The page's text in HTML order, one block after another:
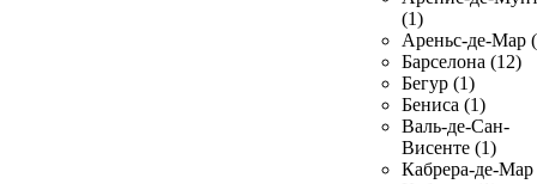
(1)
Ареньс-де-Мар
Барселона (12)
Бегур (1)
Бениса (1)
Валь-де-Сан-
Висенте (1)
Кабрера-де-Мар